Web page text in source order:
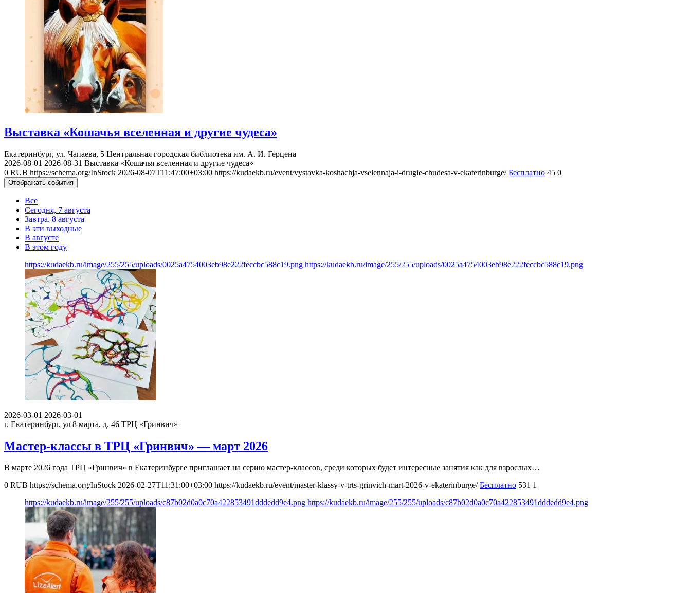
Выставка «Кошачья вселенная и другие чудеса»
Екатеринбург, ул. Чапаева, 5 Центральная городская библиотека им. А. И. Герцена
2026-08-01 2026-08-31 Выставка «Кошачья вселенная и другие чудеса»
0 RUB https://schema.org/InStock 2026-08-07T11:47:00+03:00 https://kudaekb.ru/event/vystavka-koshachja-vselennaja-i-drugie-chudesa-v-ekaterinburge/ Бесплатно 45 0
Отображать события
Все
Сегодня, 7 августа
Завтра, 8 августа
В эти выходные
В августе
В этом году
https://kudaekb.ru/image/255/255/uploads/0025a4754003eb98e222feccbc588c19.png https://kudaekb.ru/image/255/255/uploads/0025a4754003eb98e222feccbc588c19.png
2026-03-01 2026-03-01
г. Екатеринбург, ул 8 марта, д. 46 ТРЦ «Гринвич»
Мастер-классы в ТРЦ «Гринвич» — март 2026
В марте 2026 года ТРЦ «Гринвич» в Екатеринбурге приглашает на серию мастер-классов, среди которых будет интересные занятия как для взрослых…
0 RUB https://schema.org/InStock 2026-02-27T11:31:00+03:00 https://kudaekb.ru/event/master-klassy-v-trts-grinvich-mart-2026-v-ekaterinburge/ Бесплатно 531 1
https://kudaekb.ru/image/255/255/uploads/c87b02d0a0c70a422853491dddedd9e4.png https://kudaekb.ru/image/255/255/uploads/c87b02d0a0c70a422853491dddedd9e4.png